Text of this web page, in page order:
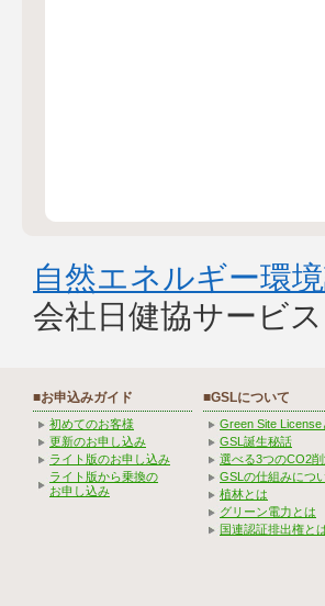
自然エネルギー環
会社日健協サービ
■お申込みガイド
初めてのお客様
更新のお申し込み
ライト版のお申し込み
ライト版から乗換の
お申し込み
■GSLについて
Green Site License
GSL誕生秘話
選べる3つのCO2
GSLの仕組みにつ
植林とは
グリーン電力とは
国連認証排出権と